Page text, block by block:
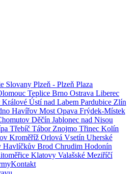
Slovany Plzeň - Plzeň Plaza
Teplice Brno Ostrava Liberec
Králové Ústí nad Labem Pardubice Zlín
Havířov Most Opava Frýdek-Místek
Děčín Jablonec nad Nisou
Třebíč Tábor Znojmo Třinec Kolín
Kroměříž Orlová Vsetín Uherské
Havlíčkův Brod Chrudim Hodonín
Klatovy Valašské Meziříčí
Kontakt